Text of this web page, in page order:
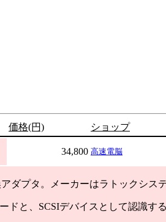
価格(円) ショップ
34,800 高速電脳
ダプタ。メーカーはラトックシステ
と、SCSIデバイスとして認識す